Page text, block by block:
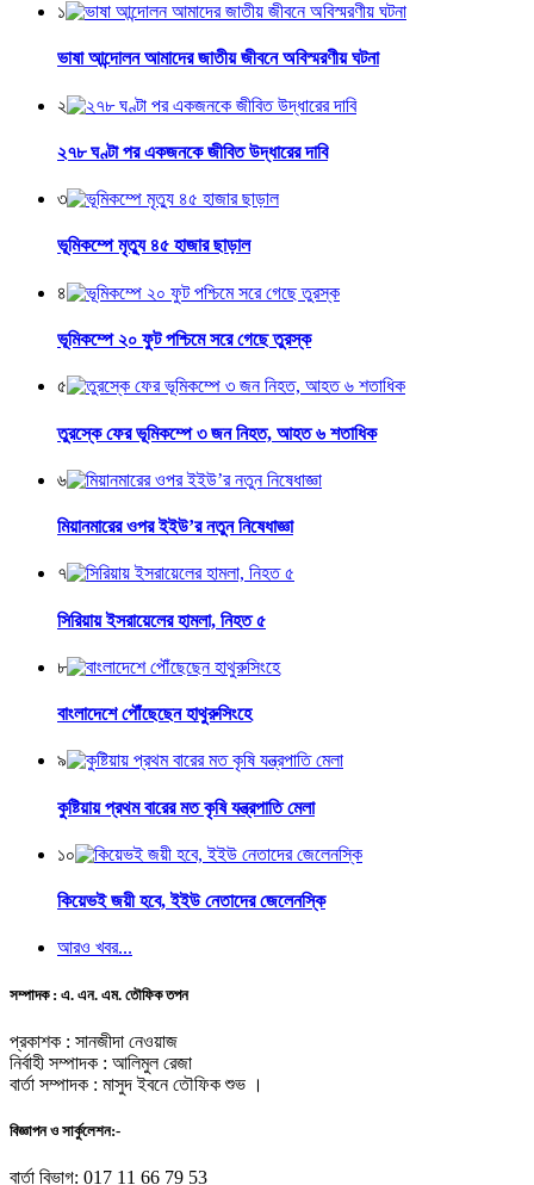
১
ভাষা আন্দোলন আমাদের জাতীয় জীবনে অবিস্মরণীয় ঘটনা
২
২৭৮ ঘণ্টা পর একজনকে জীবিত উদ্ধারের দাবি
৩
ভূমিকম্পে মৃত্যু ৪৫ হাজার ছাড়াল
৪
ভূমিকম্পে ২০ ফুট পশ্চিমে সরে গেছে তুরস্ক
৫
তুরস্কে ফের ভূমিকম্পে ৩ জন নিহত, আহত ৬ শতাধিক
৬
মিয়ানমারের ওপর ইইউ’র নতুন নিষেধাজ্ঞা
৭
সিরিয়ায় ইসরায়েলের হামলা, নিহত ৫
৮
বাংলাদেশে পৌঁছেছেন হাথুরুসিংহে
৯
কুষ্টিয়ায় প্রথম বারের মত কৃষি যন্ত্রপাতি মেলা
১০
কিয়েভই জয়ী হবে, ইইউ নেতাদের জেলেনস্কি
আরও খবর...
সম্পাদক : এ. এন. এম. তৌফিক তপন
প্রকাশক : সানজীদা নেওয়াজ
নির্বাহী সম্পাদক : আলিমুল রেজা
বার্তা সম্পাদক : মাসুদ ইবনে তৌফিক শুভ ।
বিজ্ঞাপন ও সার্কুলেশন:-
বার্তা বিভাগ: 017 11 66 79 53